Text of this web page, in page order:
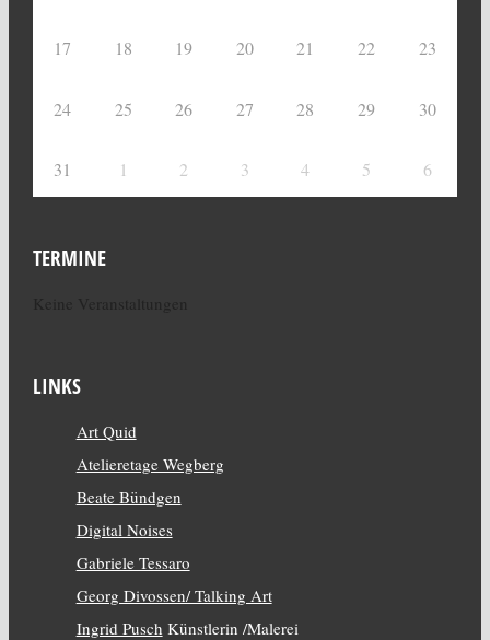
17 18 19 20 21 22 23
24 25 26 27 28 29 30
31 1 2 3 4 5 6
TERMINE
LINKS
Art Quid
Atelieretage Wegberg
Beate Bündgen
Digital Noises
Gabriele Tessaro
Georg Divossen/ Talking Art
Ingrid Pusch Künstlerin /Malerei